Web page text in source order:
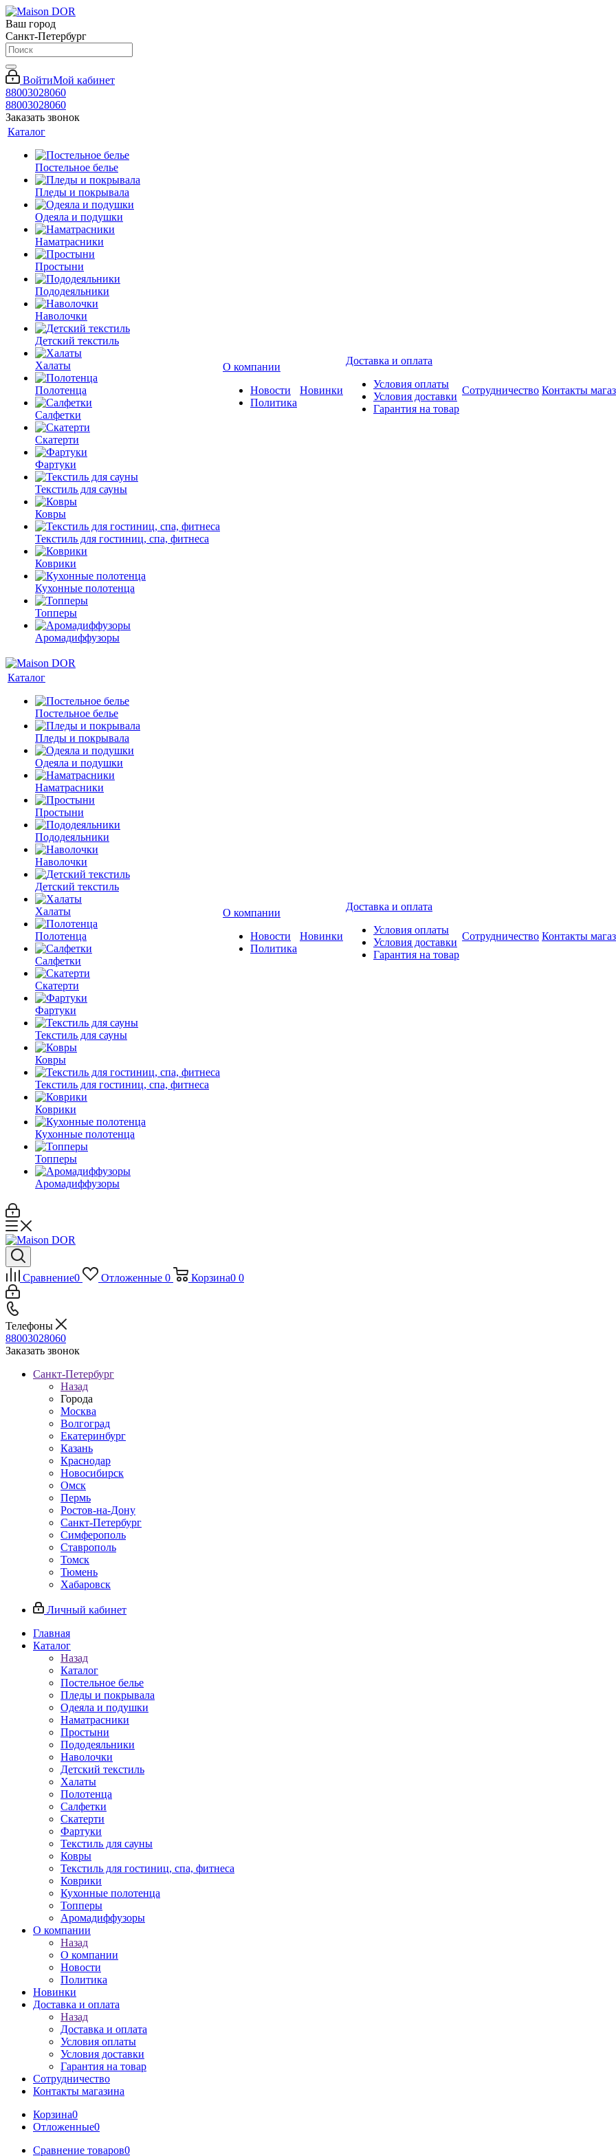
Ваш город
Санкт-Петербург
ВойтиМой кабинет
88003028060
88003028060
Заказать звонок
Каталог
Постельное белье
Пледы и покрывала
Одеяла и подушки
Наматрасники
Простыни
Пододеяльники
Наволочки
Детский текстиль
Халаты
Полотенца
Салфетки
Скатерти
Фартуки
Текстиль для сауны
Ковры
Текстиль для гостиниц, спа, фитнеса
Коврики
Кухонные полотенца
Топперы
Аромадиффузоры
О компании
Новости
Политика
Новинки
Доставка и оплата
Условия оплаты
Условия доставки
Гарантия на товар
Сотрудничество Контакты
Каталог
Постельное белье
Пледы и покрывала
Одеяла и подушки
Наматрасники
Простыни
Пододеяльники
Наволочки
Детский текстиль
Халаты
Полотенца
Салфетки
Скатерти
Фартуки
Текстиль для сауны
Ковры
Текстиль для гостиниц, спа, фитнеса
Коврики
Кухонные полотенца
Топперы
Аромадиффузоры
О компании
Новости
Политика
Новинки
Доставка и оплата
Условия оплаты
Условия доставки
Гарантия на товар
Сотрудничество Контакты
Сравнение0 Отложенные 0 Корзина0 0
Телефоны
88003028060
Заказать звонок
Санкт-Петербург
Назад
Города
Москва
Волгоград
Екатеринбург
Казань
Краснодар
Новосибирск
Омск
Пермь
Ростов-на-Дону
Санкт-Петербург
Симферополь
Ставрополь
Томск
Тюмень
Хабаровск
Личный кабинет
Главная
Каталог
Назад
Каталог
Постельное белье
Пледы и покрывала
Одеяла и подушки
Наматрасники
Простыни
Пододеяльники
Наволочки
Детский текстиль
Халаты
Полотенца
Салфетки
Скатерти
Фартуки
Текстиль для сауны
Ковры
Текстиль для гостиниц, спа, фитнеса
Коврики
Кухонные полотенца
Топперы
Аромадиффузоры
О компании
Назад
О компании
Новости
Политика
Новинки
Доставка и оплата
Назад
Доставка и оплата
Условия оплаты
Условия доставки
Гарантия на товар
Сотрудничество
Контакты магазина
Корзина0
Отложенные0
Сравнение товаров0